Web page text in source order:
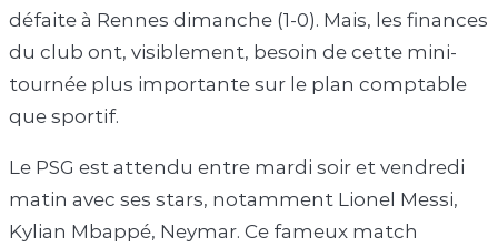
défaite à Rennes dimanche (1-0). Mais, les finances
du club ont, visiblement, besoin de cette mini-
tournée plus importante sur le plan comptable
que sportif.
Le PSG est attendu entre mardi soir et vendredi
matin avec ses stars, notamment Lionel Messi,
Kylian Mbappé, Neymar. Ce fameux match